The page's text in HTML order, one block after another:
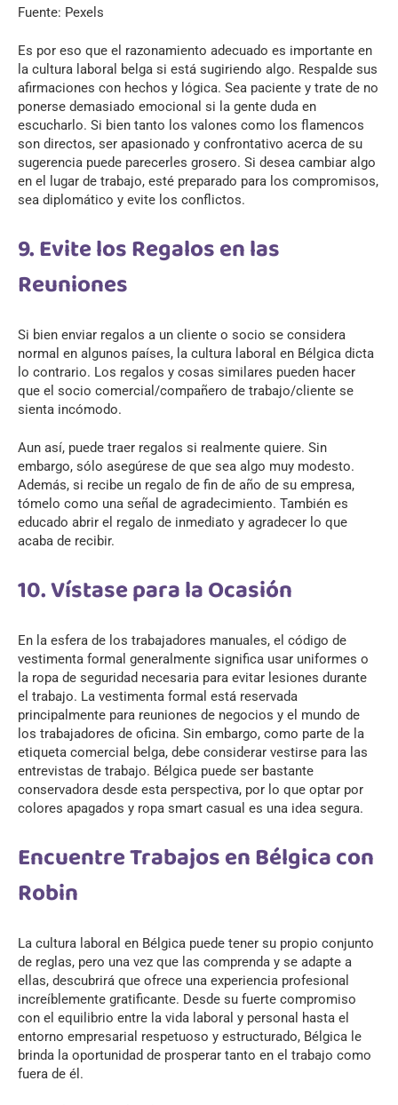
Fuente: Pexels
Es por eso que el razonamiento adecuado es importante en
la cultura laboral belga si está sugiriendo algo. Respalde sus
afirmaciones con hechos y lógica. Sea paciente y trate de no
ponerse demasiado emocional si la gente duda en
escucharlo. Si bien tanto los valones como los flamencos
son directos, ser apasionado y confrontativo acerca de su
sugerencia puede parecerles grosero. Si desea cambiar algo
en el lugar de trabajo, esté preparado para los compromisos,
sea diplomático y evite los conflictos.
9. Evite los Regalos en las
Reuniones
Si bien enviar regalos a un cliente o socio se considera
normal en algunos países, la cultura laboral en Bélgica dicta
lo contrario. Los regalos y cosas similares pueden hacer
que el socio comercial/compañero de trabajo/cliente se
sienta incómodo.
Aun así, puede traer regalos si realmente quiere. Sin
embargo, sólo asegúrese de que sea algo muy modesto.
Además, si recibe un regalo de fin de año de su empresa,
tómelo como una señal de agradecimiento. También es
educado abrir el regalo de inmediato y agradecer lo que
acaba de recibir.
10. Vístase para la Ocasión
En la esfera de los trabajadores manuales, el código de
vestimenta formal generalmente significa usar uniformes o
la ropa de seguridad necesaria para evitar lesiones durante
el trabajo. La vestimenta formal está reservada
principalmente para reuniones de negocios y el mundo de
los trabajadores de oficina. Sin embargo, como parte de la
etiqueta comercial belga, debe considerar vestirse para las
entrevistas de trabajo. Bélgica puede ser bastante
conservadora desde esta perspectiva, por lo que optar por
colores apagados y ropa smart casual es una idea segura.
Encuentre Trabajos en Bélgica con
Robin
La cultura laboral en Bélgica puede tener su propio conjunto
de reglas, pero una vez que las comprenda y se adapte a
ellas, descubrirá que ofrece una experiencia profesional
increíblemente gratificante. Desde su fuerte compromiso
con el equilibrio entre la vida laboral y personal hasta el
entorno empresarial respetuoso y estructurado, Bélgica le
brinda la oportunidad de prosperar tanto en el trabajo como
fuera de él.